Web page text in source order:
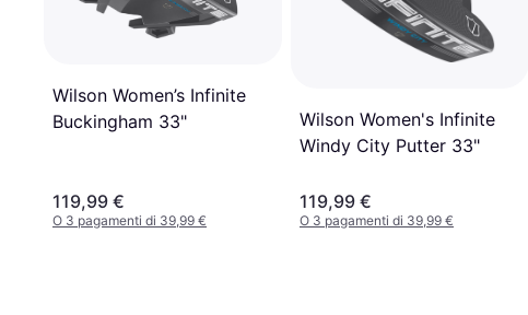
Wilson Women’s Infinite
Buckingham 33"
119,99 €
O 3 pagamenti di 39,99 €
Wilson Women's Infinite
Windy City Putter 33"
119,99 €
O 3 pagamenti di 39,99 €